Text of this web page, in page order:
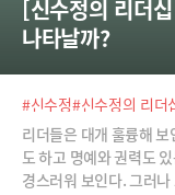
[신수정의 리더
나타날까?
#신수정#신수정의 리더
리더들은 대개 훌륭해
도 하고 명예와 권력도
경스러워 보인다. 그러